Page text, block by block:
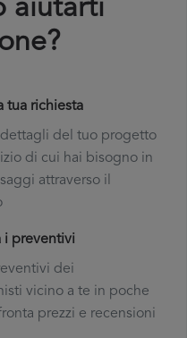
aiutarti
tua richiesta
dettagli del tuo progetto
di cui hai bisogno in
attraverso il
i preventivi
dei
vicino a te in poche
prezzi e recensioni